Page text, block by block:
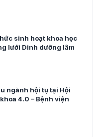
sinh hoạt khoa học
lưới Dinh dưỡng lâm
ngành hội tụ tại Hội
4.0 – Bệnh viện